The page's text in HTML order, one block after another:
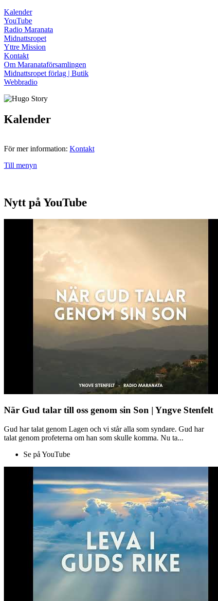
Kalender
YouTube
Radio Maranata
Midnattsropet
Yttre Mission
Kontakt
Om Maranataförsamlingen
Midnattsropet förlag | Butik
Webbradio
Kalender
För mer information: Kontakt
Till menyn
Nytt på YouTube
När Gud talar till oss genom sin Son | Yngve Stenfelt
Gud har talat genom Lagen och vi står alla som syndare. Gud har
talat genom profeterna om han som skulle komma. Nu ta...
Se på YouTube